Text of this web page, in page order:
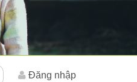
Đăng nhập